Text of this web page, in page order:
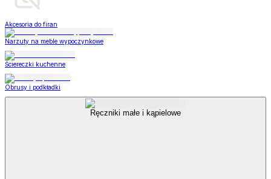
Akcesoria do firan
Narzuty na meble wypoczynkowe
Ściereczki kuchenne
Obrusy i podkładki
Ręczniki małe i kąpielowe